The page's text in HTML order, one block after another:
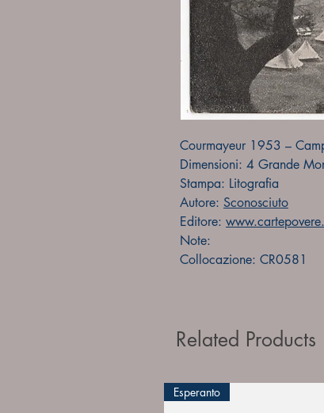
Courmayeur 1953 –
Dimensioni: 4 Grande
Stampa: Litografia
Autore: Sconosciuto
Editore:
Note:
Collocazione: CR0581
Related Products
Esperanto